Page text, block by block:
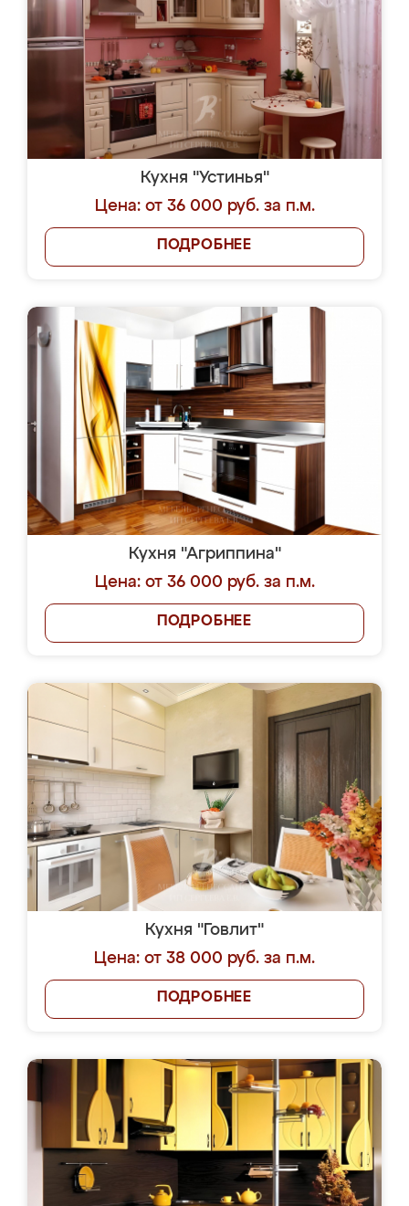
Кухня "Устинья"
Цена: от 36 000 руб. за п.м.
ПОДРОБНЕЕ
Кухня "Агриппина"
Цена: от 36 000 руб. за п.м.
ПОДРОБНЕЕ
Кухня "Говлит"
Цена: от 38 000 руб. за п.м.
ПОДРОБНЕЕ